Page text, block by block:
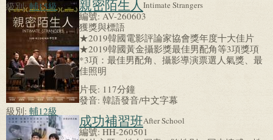
級別:輔15級 親密陌生人Intimate Strangers
編號:AV-260603
獲獎與標語
★2019韓國電影評論家協會獎年度十大佳片
★2019韓國黃金攝影獎最佳男配角等3項獎項
*3項：最佳男配角、攝影導演票選人氣獎、最
佳照明
片長: 117分鐘
發音: 韓語發音/中文字幕
級別: 輔12級
成功補習班After School
編號:HH-260501